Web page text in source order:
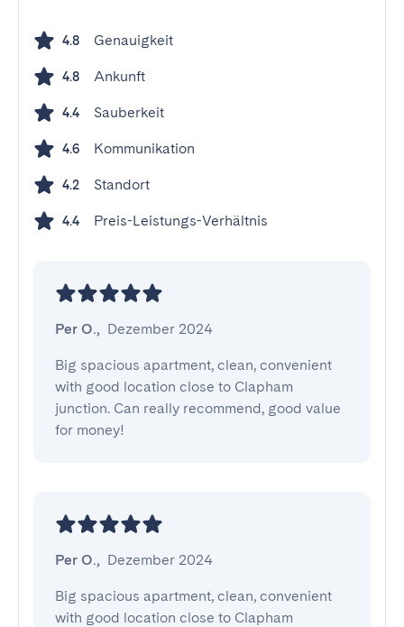
4.8 Genauigkeit
4.8 Ankunft
4.4 Sauberkeit
4.6 Kommunikation
4.2 Standort
4.4 Preis-Leistungs-Verhältnis
Per O., Dezember 2024
Big spacious apartment, clean, convenient
with good location close to Clapham
junction. Can really recommend, good value
for money!
Per O., Dezember 2024
Big spacious apartment, clean, convenient
with good location close to Clapham